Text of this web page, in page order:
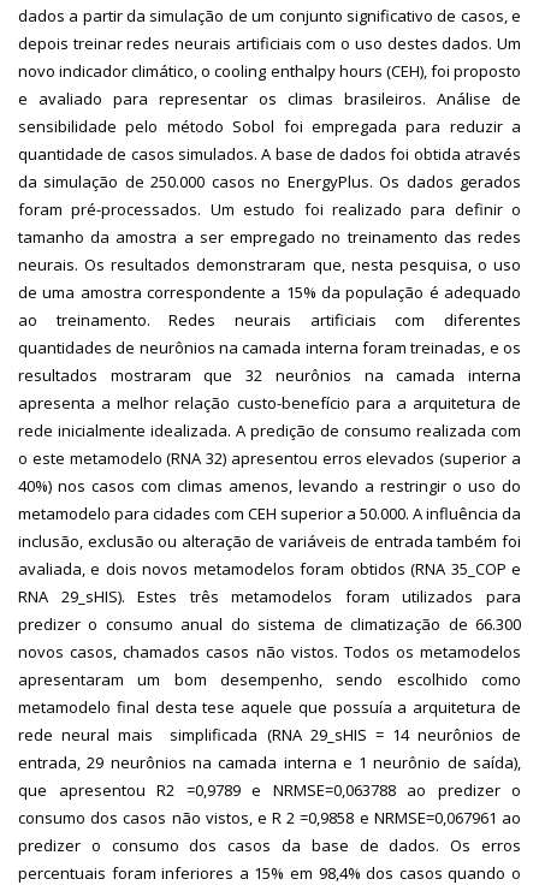
dados a partir da simulação de um conjunto significativo de casos, e
depois treinar redes neurais artificiais com o uso destes dados. Um
novo indicador climático, o cooling enthalpy hours (CEH), foi proposto
e avaliado para representar os climas brasileiros. Análise de
sensibilidade pelo método Sobol foi empregada para reduzir a
quantidade de casos simulados. A base de dados foi obtida através
da simulação de 250.000 casos no EnergyPlus. Os dados gerados
foram pré-processados. Um estudo foi realizado para definir o
tamanho da amostra a ser empregado no treinamento das redes
neurais. Os resultados demonstraram que, nesta pesquisa, o uso
de uma amostra correspondente a 15% da população é adequado
ao treinamento. Redes neurais artificiais com diferentes
quantidades de neurônios na camada interna foram treinadas, e os
resultados mostraram que 32 neurônios na camada interna
apresenta a melhor relação custo-benefício para a arquitetura de
rede inicialmente idealizada. A predição de consumo realizada com
o este metamodelo (RNA 32) apresentou erros elevados (superior a
40%) nos casos com climas amenos, levando a restringir o uso do
metamodelo para cidades com CEH superior a 50.000. A influência da
inclusão, exclusão ou alteração de variáveis de entrada também foi
avaliada, e dois novos metamodelos foram obtidos (RNA 35_COP e
RNA 29_sHIS). Estes três metamodelos foram utilizados para
predizer o consumo anual do sistema de climatização de 66.300
novos casos, chamados casos não vistos. Todos os metamodelos
apresentaram um bom desempenho, sendo escolhido como
metamodelo final desta tese aquele que possuía a arquitetura de
rede neural mais simplificada (RNA 29_sHIS = 14 neurônios de
entrada, 29 neurônios na camada interna e 1 neurônio de saída),
que apresentou R2 =0,9789 e NRMSE=0,063788 ao predizer o
consumo dos casos não vistos, e R 2 =0,9858 e NRMSE=0,067961 ao
predizer o consumo dos casos da base de dados. Os erros
percentuais foram inferiores a 15% em 98,4% dos casos quando o